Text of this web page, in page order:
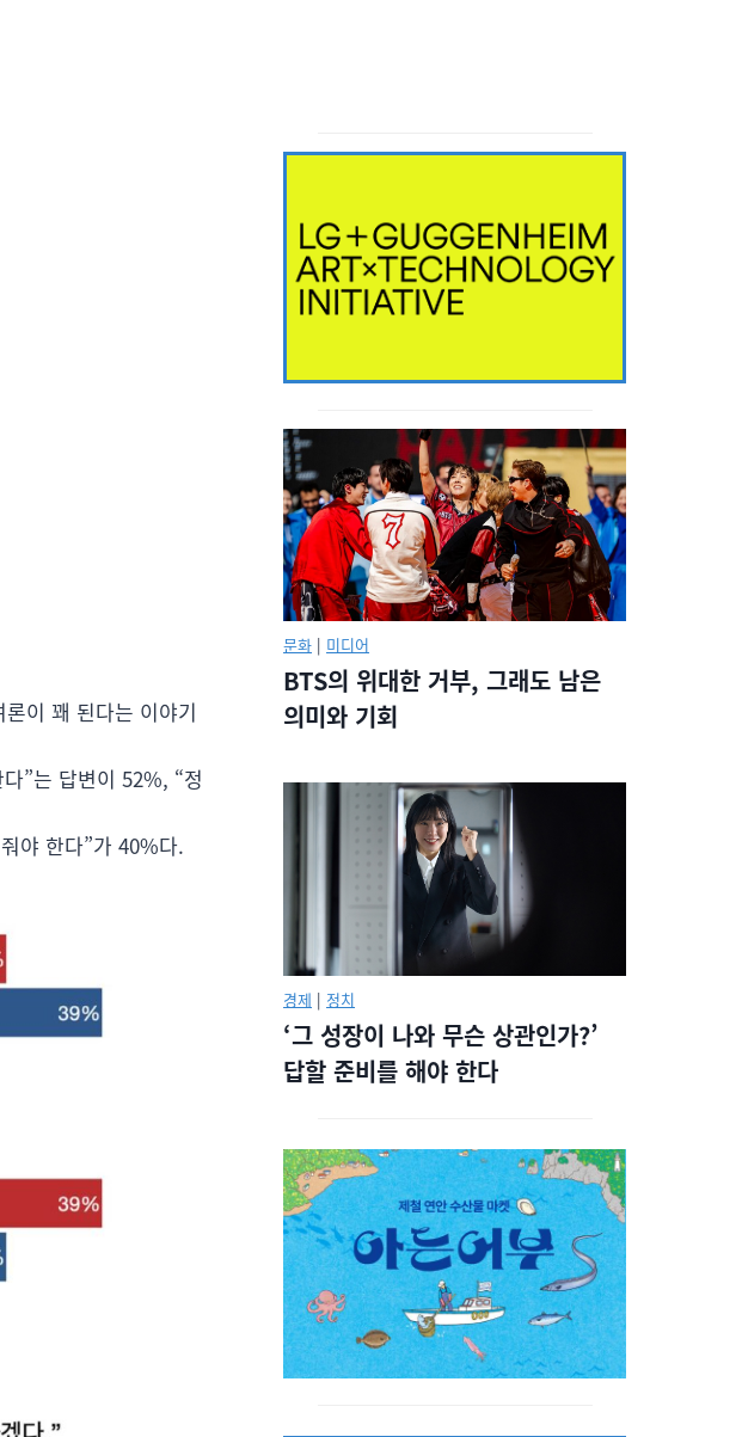
이 꽤 된다는 이야기
”는 답변이 52%, “정
야 한다”가 40%다.
문화 | 미디어
BTS의 위대한 거부, 그래도 남은
의미와 기회
경제 | 정치
‘그 성장이 나와 무슨 상관인가?’
답할 준비를 해야 한다